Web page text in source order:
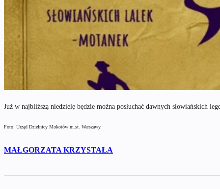
Już w najbliższą niedzielę będzie można posłuchać dawnych słowiańskich
Foto: Urząd Dzielnicy Mokotów m.st. Warszawy
MAŁGORZATA KRZYSTAŁA